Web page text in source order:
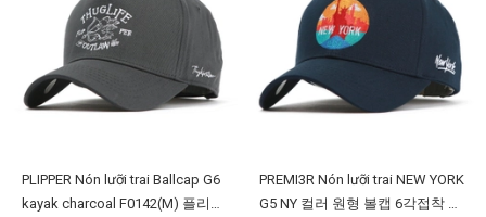
PLIPPER Nón lưỡi trai Ballcap G6
kayak charcoal F0142(M) 플리퍼
PREMI3R Nón lưỡi trai NEW YORK
G5 NY 컬러 원형 볼캡 6각접착 야